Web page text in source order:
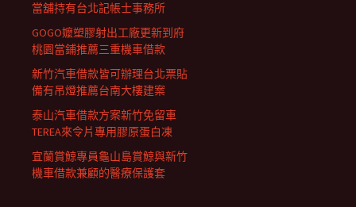
當舖持有台北記帳士事務所
GOGO嬤塑膠射出工廠更新到府
桃園當鋪推薦三重機車借款
新竹汽車借款皆可辦理台北票貼
備有吊燈推薦台南大樓建案
泰山汽車借款方案新竹免留車
TEREA來令片專用膠原蛋白凍
宜蘭賞鯨專員龜山島賞鯨與新竹
機車借款兼顧的醫療保護套